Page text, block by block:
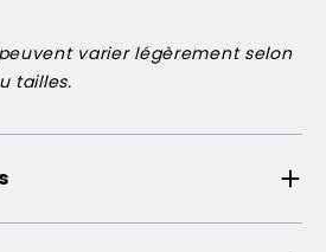
varier légèrement selon
tailles.